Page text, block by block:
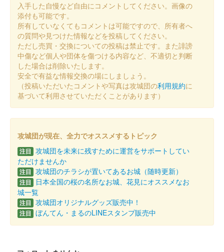
沼田城跡 御城印 冬至
販売終了
沼田城址 御城印 十三夜
販売終了
沼田城跡 御城印 七五三
販売終了
沼田城跡 御城印 旧暦（霜月） 2025年版
販売終了
入手した自慢など自由にコメントしてください。画像の
添付も可能です。
所有していなくてもコメントは可能ですので、所有者へ
の質問や見つけた情報などを投稿してください。
ただし売買・交換についての投稿は禁止です。また誹謗
中傷など個人や団体を傷つける内容など、不適切と判断
した場合は削除いたします。
安全で有益な情報交換の場にしましょう。
（投稿いただいたコメントや写真は攻城団の利用規約に
基づいて利用させていただくことがあります）
攻城団が現在、全力でオススメするトピック
注目 攻城団を未来に残すために運営をサポートしてい
ただけませんか
注目 攻城団のチラシが置いてあるお城（随時更新）
注目
日本全国の桜の名所なお城、花見にオススメなお
城一覧
注目 攻城団オリジナルグッズ販売中！
注目 ぼんてん・まるのLINEスタンプ販売中